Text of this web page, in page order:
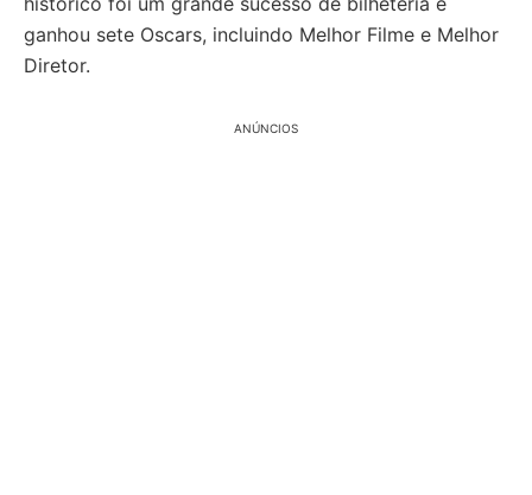
ganhou sete Oscars, incluindo Melhor Filme e Melhor
Diretor.
ANÚNCIOS